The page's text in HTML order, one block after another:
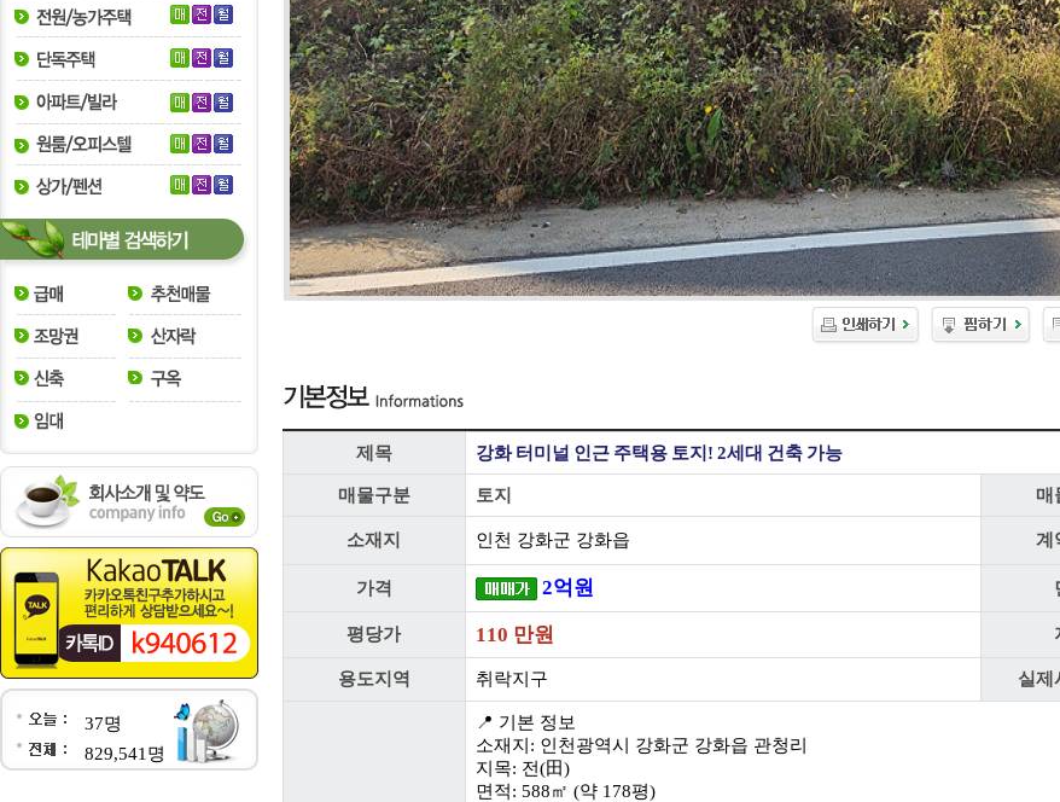
37명
829,541명
제목 강화 터미널 인근 주택용 토지! 2세대 건축 가능
매물구분 토지 매
소재지 인천 강화군 강화읍 계
가격 2억 원
평당가 110 만원
용도지역 취락지구 실제
📍 기본 정보
소재지: 인천광역시 강화군 강화읍 관청리
지목: 전(田)
면적: 588㎡ (약 178평)